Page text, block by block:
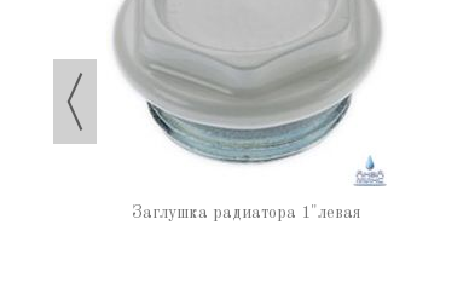
Заглушка радиатора 1"левая